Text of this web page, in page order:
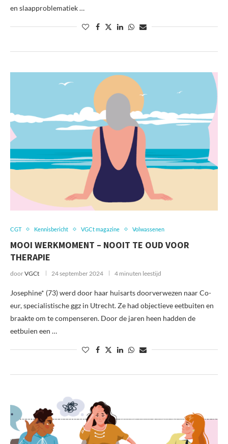
en slaapproblematiek …
CGT Kennisbericht VGCt magazine Volwassenen
MOOI WERKMOMENT – NOOIT TE OUD VOOR
THERAPIE
doorVGCt 24 september 2024 4 minuten leestijd
Josephine* (73) werd door haar huisarts doorverwezen naar Co-
eur, specialistische ggz in Utrecht. Ze had objectieve eetbuiten en
braakte om te compenseren. Door de jaren heen hadden de
eetbuien een …